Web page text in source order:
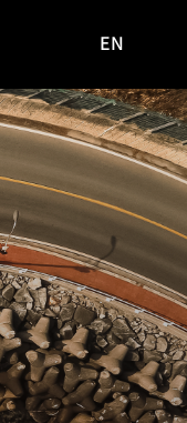
사이트로
이동
EN